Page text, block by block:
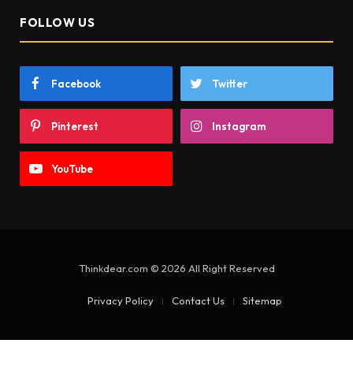
FOLLOW US
Facebook Twitter
Pinterest Instagram
YouTube
Thinkdear.com © 2026 All Right Reserved
Privacy Policy Contact Us Sitemap